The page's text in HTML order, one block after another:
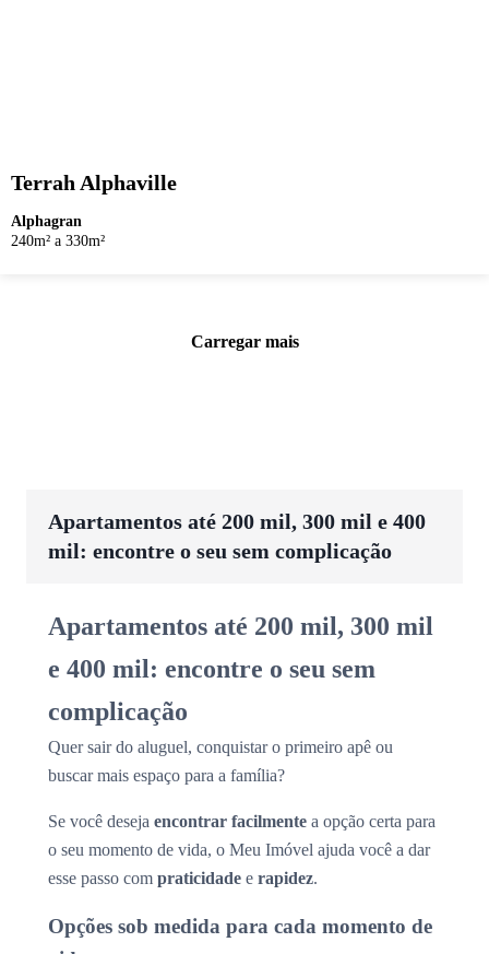
Terrah Alphaville
Alphagran
240m² a 330m²
Carregar mais
Apartamentos até 200 mil, 300 mil e 400
mil: encontre o seu sem complicação
Apartamentos até 200 mil, 300 mil
e 400 mil: encontre o seu sem
complicação
Quer sair do aluguel, conquistar o primeiro apê ou
buscar mais espaço para a família?
Se você deseja encontrar facilmente a opção certa para
o seu momento de vida, o Meu Imóvel ajuda você a dar
esse passo com praticidade e rapidez.
Opções sob medida para cada momento de